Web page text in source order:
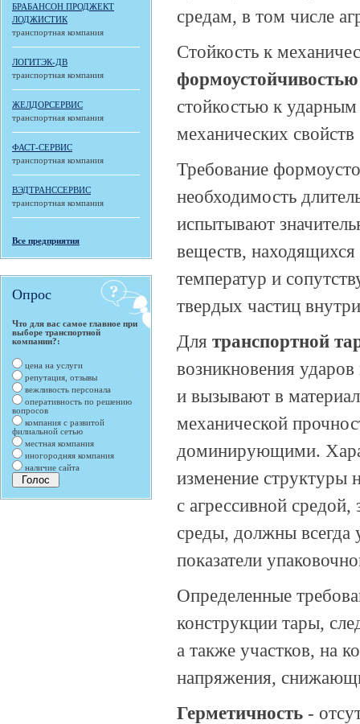
БРАБАНСОН ПРОДЖЕКТ
ЛОДЖИСТИК
транспортная компания
ЛОГИТЭК-ДВ
транспортная компания
ЖЕЛДОРСЕРВИС
транспортная компания
ФАСТ-СЕРВИС
транспортная компания
ВЭДТРАНССЕРВИС
транспортная компания
Все предприятия
Опрос
Что для вас самое главное при
выборе транспортной
компании?:
цена на услуги
репутация, отзывы
вежливость персонала
оперативность по решению
вопросов
компания с развитой
филиальной сетью
местная компания
иногородняя компания
наличие сайта
средам, в том числе
Стойкость к
формоустойчивостью
стойкостью к
механических
Требование
необходимость
испытывают
веществ,
температур и
твердых частиц
Для транспортной
возникновения
и вызывают в
механической
доминирующими.
изменение структуры
с агрессивной
среды, должны всегда
показатели
Определенные
конструкции тары,
а также участков, на
напряжения,
Герметичность -